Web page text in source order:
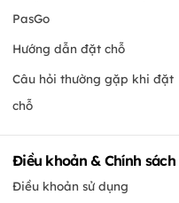
PasGo
Hướng dẫn đặt chỗ
Câu hỏi thường gặp khi đặt
chỗ
Điều khoản & Chính sách
Điều khoản sử dụng